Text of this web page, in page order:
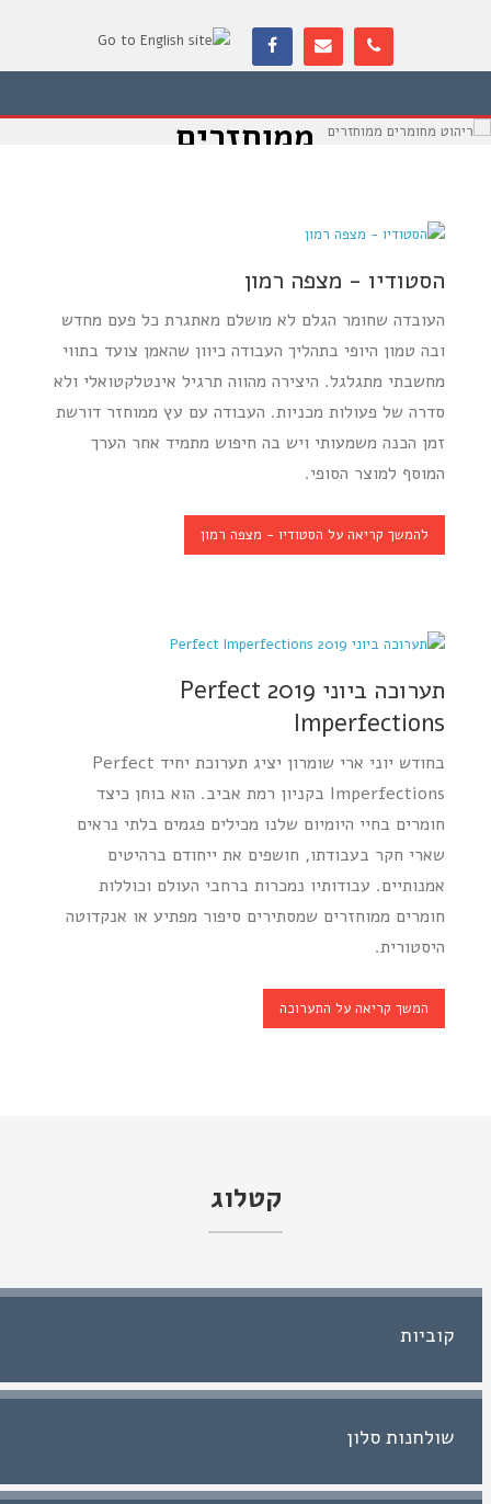
ממוחזרים
הסטודיו - מצפה רמון
העובדה שחומר הגלם לא מושלם מאתגרת כל פעם מחדש
ובה טמון היופי בתהליך העבודה כיוון שהאמן צועד בתווי
מחשבתי מתגלגל. היצירה מהווה תרגיל אינטלקטואלי ולא
סדרה של פעולות מכניות. העבודה עם עץ ממוחזר דורשת
זמן הכנה משמעותי ויש בה חיפוש מתמיד אחר הערך
המוסף למוצר הסופי.
להמשך קריאה על הסטודיו - מצפה רמון
תערוכה ביוני 2019 Perfect
Imperfections
בחודש יוני ארי שומרון יציג תערוכת יחיד Perfect
Imperfections בקניון רמת אביב. הוא בוחן כיצד
חומרים בחיי היומיום שלנו מכילים פגמים בלתי נראים
שארי חקר בעבודתו, חושפים את ייחודם ברהיטים
אמנותיים. עבודותיו נמכרות ברחבי העולם וכוללות
חומרים ממוחזרים שמסתירים סיפור מפתיע או אנקדוטה
היסטורית.
המשך קריאה על התערוכה
קטלוג
קוביות
שולחנות סלון